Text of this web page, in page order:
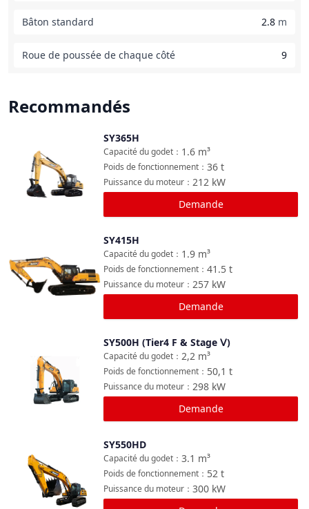
Bâton standard 2.8 m
Roue de poussée de chaque côté 9
Recommandés
SY365H
1.6 m³
Capacité du godet ：
36 t
Poids de fonctionnement ：
212 kW
Puissance du moteur ：
Demande
SY415H
1.9 m³
Capacité du godet ：
41.5 t
Poids de fonctionnement ：
257 kW
Puissance du moteur ：
Demande
SY500H (Tier4 F & Stage Ⅴ)
2,2 m³
Capacité du godet ：
50,1 t
Poids de fonctionnement ：
298 kW
Puissance du moteur ：
Demande
SY550HD
3.1 m³
Capacité du godet ：
52 t
Poids de fonctionnement ：
300 kW
Puissance du moteur ：